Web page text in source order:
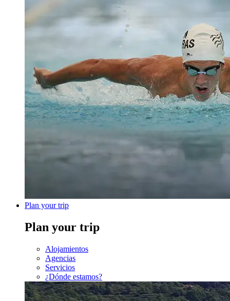
Plan your trip
Plan your trip
Alojamientos
Agencias
Servicios
¿Dónde estamos?